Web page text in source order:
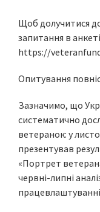
Щоб долучитися
запитання в
https://
Опитування
Зазначимо, що
систематично
ветеранок: у
презентував
«Портрет
червні-липні